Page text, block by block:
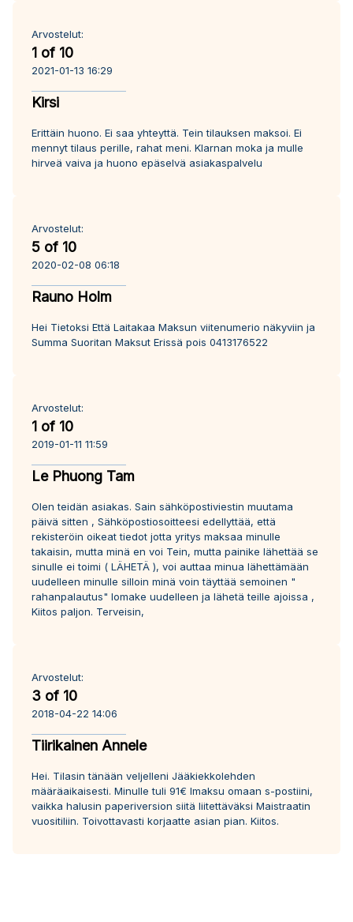
Arvostelut:
1 of 10
2021-01-13 16:29
Kirsi
Erittäin huono. Ei saa yhteyttä. Tein tilauksen maksoi. Ei
mennyt tilaus perille, rahat meni. Klarnan moka ja mulle
hirveä vaiva ja huono epäselvä asiakaspalvelu
Arvostelut:
5 of 10
2020-02-08 06:18
Rauno Holm
Hei Tietoksi Että Laitakaa Maksun viitenumerio näkyviin ja
Summa Suoritan Maksut Erissä pois 0413176522
Arvostelut:
1 of 10
2019-01-11 11:59
Le Phuong Tam
Olen teidän asiakas. Sain sähköpostiviestin muutama
päivä sitten , Sähköpostiosoitteesi edellyttää, että
rekisteröin oikeat tiedot jotta yritys maksaa minulle
takaisin, mutta minä en voi Tein, mutta painike lähettää se
sinulle ei toimi ( LÄHETÄ ), voi auttaa minua lähettämään
uudelleen minulle silloin minä voin täyttää semoinen "
rahanpalautus" lomake uudelleen ja lähetä teille ajoissa ,
Kiitos paljon. Terveisin,
Arvostelut:
3 of 10
2018-04-22 14:06
Tiirikainen Annele
Hei. Tilasin tänään veljelleni Jääkiekkolehden
määräaikaisesti. Minulle tuli 91€ lmaksu omaan s-postiini,
vaikka halusin paperiversion siitä liitettäväksi Maistraatin
vuositiliin. Toivottavasti korjaatte asian pian. Kiitos.